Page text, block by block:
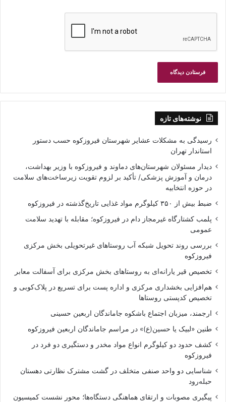
نوشته‌های تازه
رسیدگی به مشکلات عشایر شهرستان فیروزکوه حسب دستور
استاندار تهران
دیدار مسئولان شهرستان‌های دماوند و فیروزکوه با وزیر بهداشت،
درمان و آموزش پزشکی/ تأکید بر لزوم تقویت زیرساخت‌های سلامت
در حوزه انتخابیه
ضبط بیش از ۳۵۰ کیلوگرم مواد غذایی تاریخ‌گذشته در فیروزکوه
پلمب کشتارگاه غیرمجاز دام در فیروزکوه؛ مقابله با تهدید سلامت
عمومی
بررسی روند تحویل شبکه آب روستاهای غیرتحویلی بخش مرکزی
فیروزکوه
تخصیص قیر یارانه‌ای به روستاهای بخش مرکزی برای آسفالت معابر
هم‌افزایی بخشداری مرکزی و اداره پست برای تسریع در پلاک‌کوبی و
تخصیص کدپستی روستاها
ارجمند، میزبان اجتماع باشکوه جاماندگان اربعین حسینی
طنین «لبیک یا حسین(ع)» در مراسم جاماندگان اربعین فیروزکوه
کشف حدود دو کیلوگرم انواع مواد مخدر و دستگیری دو فرد در
فیروزکوه
شناسایی دو واحد صنفی متخلف در گشت مشترک نظارتی دهستان
حبله‌رود
پیگیری مصوبات و ارتقای هماهنگی دستگاه‌ها؛ محور نشست کمیسیون